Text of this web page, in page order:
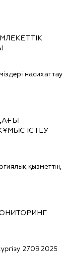
насихаттау
ІСТЕУ
қызметтің
27.09.2025